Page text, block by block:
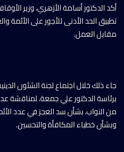
أكد الدكتور أسامة الأزهري، وزير
تطبيق الحد الأدنى للأجور على الأئمة
مقابل العمل.
جاء ذلك خلال اجتماع لجنة الشئون
برئاسة الدكتور علي جمعة، لمناقشة
من النواب، بشأن سد العجز في عدد
وبشأن خطباء المكافأة والتحسين.